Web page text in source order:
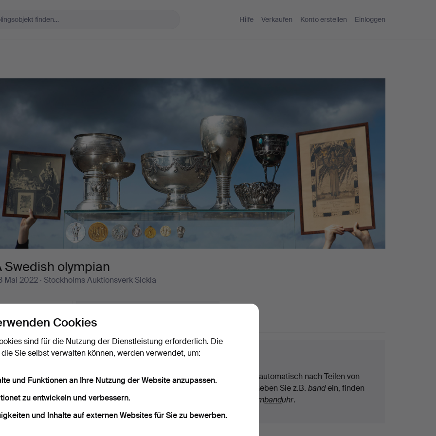
Hilfe Verkaufen Konto erstellen Einloggen
Swedish olympian
Mai 2022 · Stockholms Auktionsverk Sickla
0 Objekte
Unser Archiv mit über 4 470 000 Objekten
haben leider keine Objekte, die mit Ihrer Suche
Wir suchen automatisch nach Teilen von
Begriffen. Geben Sie z.B.bandein, finden
Armbanduhr.
Cookies
sind für die Nutzung der Dienstleistung erforderlich. Die
Sie selbst verwalten können, werden verwendet, um:
und Funktionen an Ihre Nutzung der Website anzupassen.
zu entwickeln und verbessern.
und Inhalte auf externen Websites für Sie zu bewerben.